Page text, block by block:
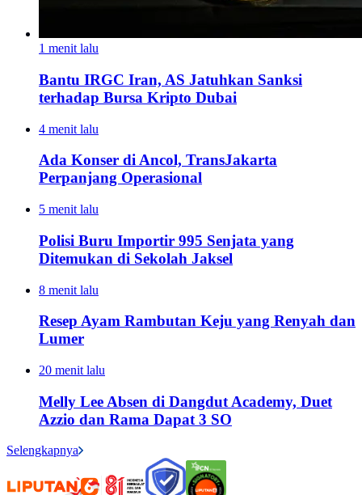
1 menit lalu
Bantu IRGC Iran, AS Jatuhkan Sanksi
terhadap Bursa Kripto Dubai
4 menit lalu
Ada Konser di Ancol, TransJakarta
Perpanjang Operasional
5 menit lalu
Polisi Buru Importir 995 Senjata yang
Ditemukan di Sekolah Jaksel
8 menit lalu
Resep Ayam Rambutan Keju yang Renyah dan
Lumer
20 menit lalu
Melly Lee Absen di Dangdut Academy, Duet
Azzio dan Rama Dapat 3 SO
Selengkapnya